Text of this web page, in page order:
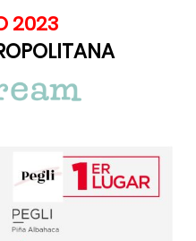
2023